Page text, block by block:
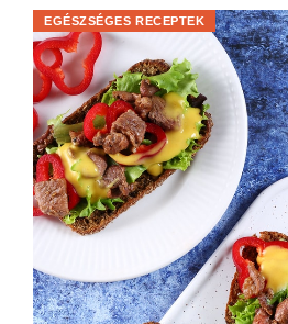
EGÉSZSÉGES RECEPTEK